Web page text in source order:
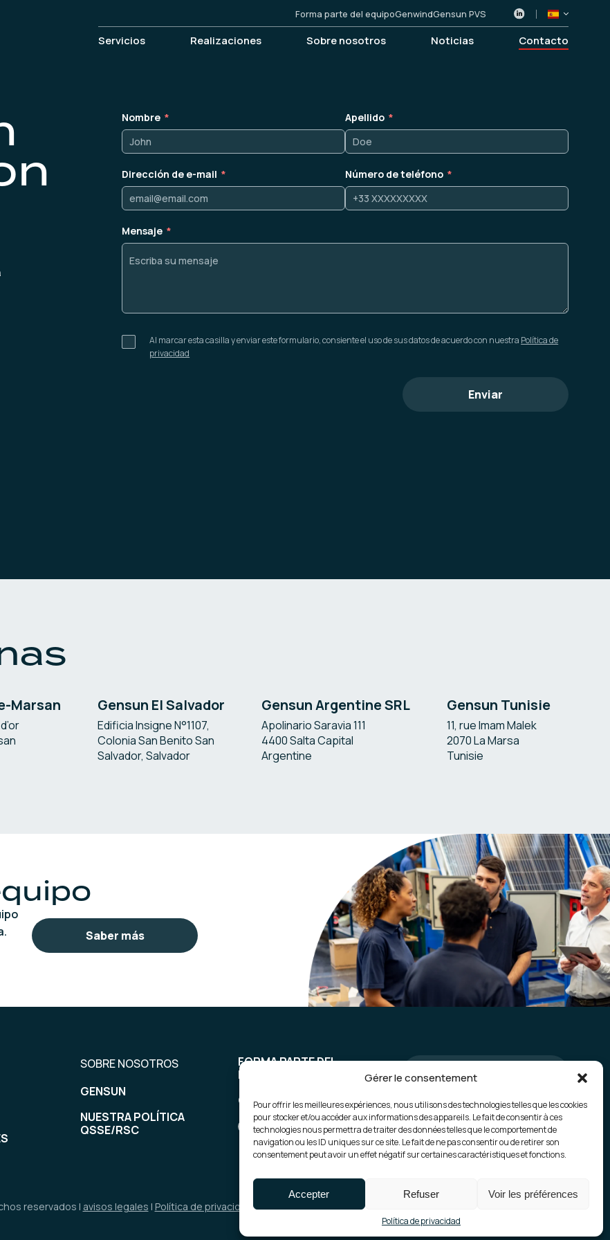
Gérer le consentement
Pour offrir les meilleures expériences, nous utilisons des technologies telles que les cookies
pour stocker et/ou accéder aux informations des appareils. Le fait de consentir à ces
technologies nous permettra de traiter des données telles que le comportement de
navigation ou les ID uniques sur ce site. Le fait de ne pas consentir ou de retirer son
consentement peut avoir un effet négatif sur certaines caractéristiques et fonctions.
Accepter Refuser Voir les préférences
Política de privacidad
Forma parte del equipoGenwindGensun PVS
Servicios Realizaciones Sobre nosotros Noticias Contacto
Nombre Apellido
Dirección de e-mail Número de teléfono
Mensaje
Al marcar esta casilla y enviar este formulario, consiente el uso de sus datos de acuerdo con nuestra Política de
privacidad
Enviar
Marsan Gensun El Salvador
Edificia Insigne N°1107,
Colonia San Benito San
Salvador, Salvador
Gensun Argentine SRL
Apolinario Saravia 111
4400 Salta Capital
Argentine
Gensun Tunisie
11, rue Imam Malek
2070 La Marsa
Tunisie
Saber más
SOBRE NOSOTROS
GENSUN
NUESTRA POLÍTICA
QSSE/RSC
FORMA PARTE DEL
EQUIPO
CONTÁCTANOS
GenWind
Gensun PVS
reservados | avisos legales | Política de privacidad |Política de cookies| Realización :